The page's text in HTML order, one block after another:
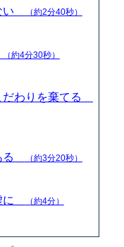
い （約2分40秒）
（約4分30秒）
だわりを棄てる
る （約3分20秒）
に （約4分）